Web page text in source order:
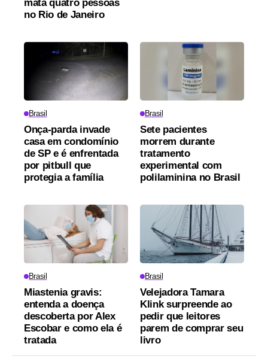
mata quatro pessoas
no Rio de Janeiro
Brasil
Onça-parda invade
casa em condomínio
de SP e é enfrentada
por pitbull que
protegia a família
Brasil
Sete pacientes
morrem durante
tratamento
experimental com
polilaminina no Brasil
Brasil
Miastenia gravis:
entenda a doença
descoberta por Alex
Escobar e como ela é
tratada
Brasil
Velejadora Tamara
Klink surpreende ao
pedir que leitores
parem de comprar seu
livro